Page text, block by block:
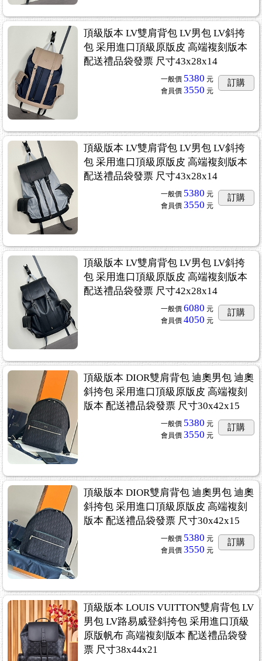
頂級版本 LV雙肩背包 LV男包 LV斜挎
包 采用進口頂級原版皮 高端複刻版本
配送禮品袋發票 尺寸43x28x14
一般價 5380 元
會員價 3550 元
訂購
頂級版本 LV雙肩背包 LV男包 LV斜挎
包 采用進口頂級原版皮 高端複刻版本
配送禮品袋發票 尺寸43x28x14
一般價 5380 元
會員價 3550 元
訂購
頂級版本 LV雙肩背包 LV男包 LV斜挎
包 采用進口頂級原版皮 高端複刻版本
配送禮品袋發票 尺寸42x28x14
一般價 6080 元
會員價 4050 元
訂購
頂級版本 DIOR雙肩背包 迪奧男包 迪奧
斜挎包 采用進口頂級原版皮 高端複刻
版本 配送禮品袋發票 尺寸30x42x15
一般價 5380 元
會員價 3550 元
訂購
頂級版本 DIOR雙肩背包 迪奧男包 迪奧
斜挎包 采用進口頂級原版皮 高端複刻
版本 配送禮品袋發票 尺寸30x42x15
一般價 5380 元
會員價 3550 元
訂購
頂級版本 LOUIS VUITTON雙肩背包 LV
男包 LV路易威登斜挎包 采用進口頂級
原版帆布 高端複刻版本 配送禮品袋發
票 尺寸38x44x21